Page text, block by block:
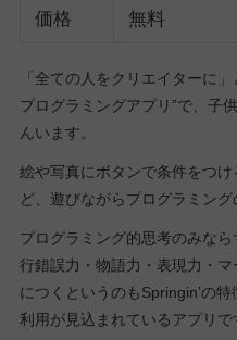
価格 無料
「全ての人をクリエイターに
プログラミングアプリ”で、子
んいます。
絵や写真にボタンで条件をつ
ど、遊びながらプログラミング
プログラミング的思考のみな
行錯誤力・物語力・表現力・
につくというのもSpringin’の
利用が見込まれているアプリで